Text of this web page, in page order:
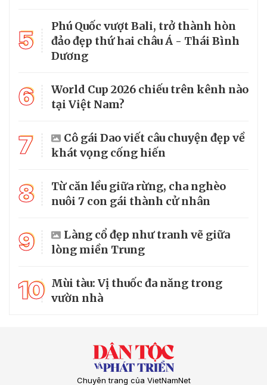
5
Phú Quốc vượt Bali, trở thành hòn
đảo đẹp thứ hai châu Á - Thái Bình
Dương
6
World Cup 2026 chiếu trên kênh nào
tại Việt Nam?
7
Cô gái Dao viết câu chuyện đẹp về
khát vọng cống hiến
8
Từ căn lều giữa rừng, cha nghèo
nuôi 7 con gái thành cử nhân
9
Làng cổ đẹp như tranh vẽ giữa
lòng miền Trung
10 Mùi tàu: Vị thuốc đa năng trong
vườn nhà
Chuyên trang của VietNamNet